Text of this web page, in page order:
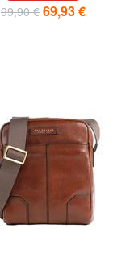
99,90 € 69,93 €